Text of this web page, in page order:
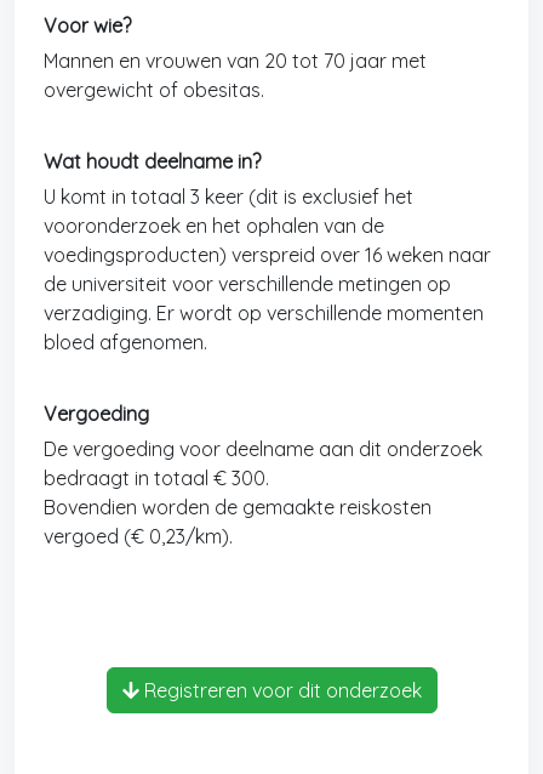
Voor wie?
Mannen en vrouwen van 20 tot 70 jaar met
overgewicht of obesitas.
Wat houdt deelname in?
U komt in totaal 3 keer (dit is exclusief het
vooronderzoek en het ophalen van de
voedingsproducten) verspreid over 16 weken naar
de universiteit voor verschillende metingen op
verzadiging. Er wordt op verschillende momenten
bloed afgenomen.
Vergoeding
De vergoeding voor deelname aan dit onderzoek
bedraagt in totaal € 300.
Bovendien worden de gemaakte reiskosten
vergoed (€ 0,23/km).
Registreren voor dit onderzoek